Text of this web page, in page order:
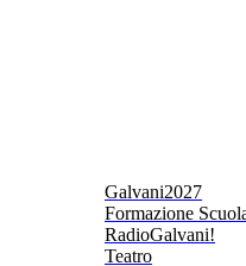
Galvani2027
Formazione
RadioGalvani!
Teatro